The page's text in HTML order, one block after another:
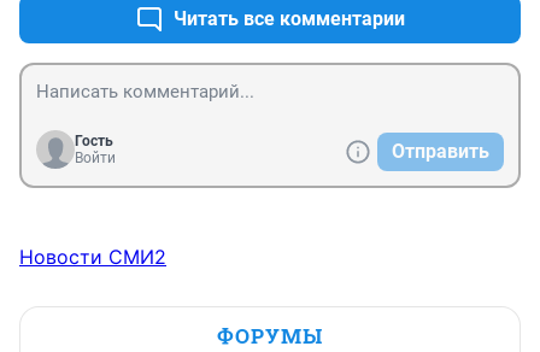
Читать все комментарии
Гость
Войти
Отправить
Новости СМИ2
ФОРУМЫ